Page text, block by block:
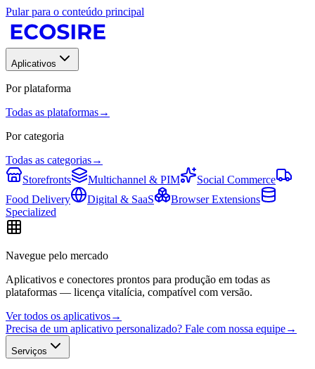
Pular para o conteúdo principal
Aplicativos
Por plataforma
Todas as plataformas→
Por categoria
Todas as categorias→
Storefronts
Multichannel & PIM
Social Commerce
Food Delivery
Digital & SaaS
Browser Extensions
Specialized
Navegue pelo mercado
Aplicativos e conectores prontos para produção em todas as
plataformas — licença vitalícia, compatível com versão.
Ver todos os aplicativos→
Precisa de um aplicativo personalizado? Fale com nossa equipe→
Serviços